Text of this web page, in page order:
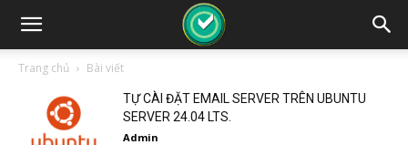
Trang chủ Bài viết
TỰ CÀI ĐẶT EMAIL SERVER TRÊN UBUNTU
SERVER 24.04 LTS.
Admin